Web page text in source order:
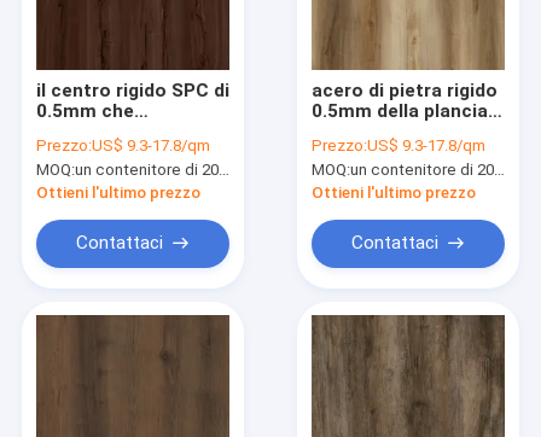
Giro della fabbrica
Contattici
Notizie
Richieda una citazione
il centro rigido SPC di
0.5mm che
prova di fuoco GKBM
DM-W40026 del
Vermont
Prezzo:US$ 9.3-17.8/qm
MOQ:un contenitore di 20FT, o 2500 metri quadri;
Ottieni l'ultimo prezzo
Contattaci
acero di pietra rigido
0.5mm della plancia
di 0.3mm 0.4mm
GKBM DM-W40017
Prezzo:US$ 9.3-17.8/qm
MOQ:un contenitore di 20FT, o 2500 metri quadri;
Ottieni l'ultimo prezzo
Contattaci